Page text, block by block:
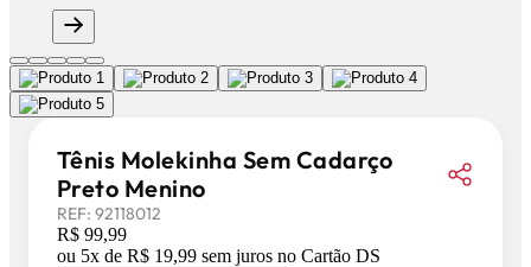
Tênis Molekinha Sem Cadarço
Preto Menino
REF: 92118012
R$ 99,99
ou 5x de R$ 19,99 sem juros no Cartão DS